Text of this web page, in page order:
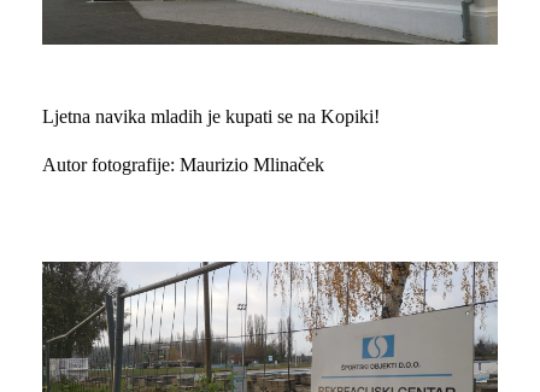
Ljetna navika mladih je kupati se na Kopiki!
Autor fotografije: Maurizio Mlinaček